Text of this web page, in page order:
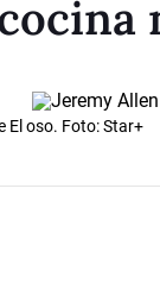
El oso. Foto: Star+